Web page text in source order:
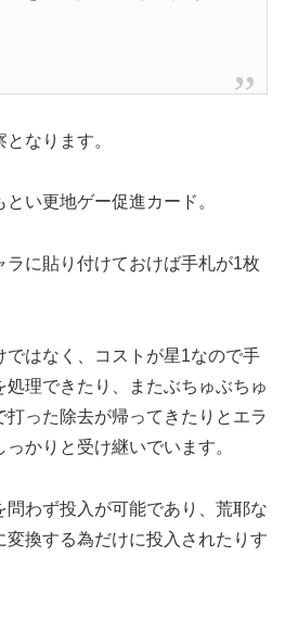
なります。
い更地ゲー促進カード。
ラに貼り付けておけば手札が1枚
ではなく、コストが星1なので手
理できたり、またぶちゅぶちゅ
った除去が帰ってきたりとエラ
かりと受け継いでいます。
問わず投入が可能であり、荒耶な
変換する為だけに投入されたりす